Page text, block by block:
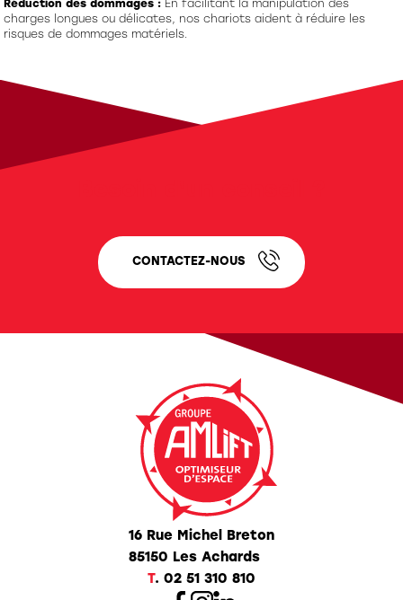
Réduction des dommages : En facilitant la manipulation des
charges longues ou délicates, nos chariots aident à réduire les
risques de dommages matériels.
CONTACTEZ-NOUS
16 Rue Michel Breton
85150 Les Achards
T. 02 51 310 810